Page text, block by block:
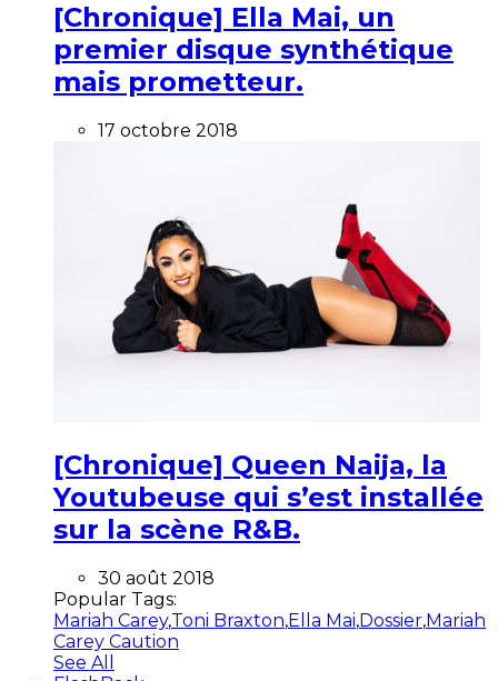
[Chronique] Ella Mai, un
premier disque synthétique
mais prometteur.
17 octobre 2018
[Chronique] Queen Naija, la
Youtubeuse qui s’est installée
sur la scène R&B.
30 août 2018
Popular Tags:
Mariah Carey,Toni Braxton,Ella Mai,Dossier,Mariah
Carey Caution
See All